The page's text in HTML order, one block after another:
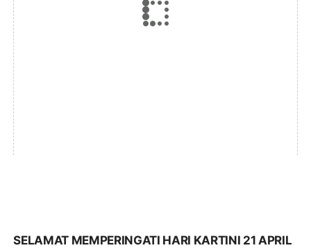
SELAMAT MEMPERINGATI HARI KARTINI 21 APRIL